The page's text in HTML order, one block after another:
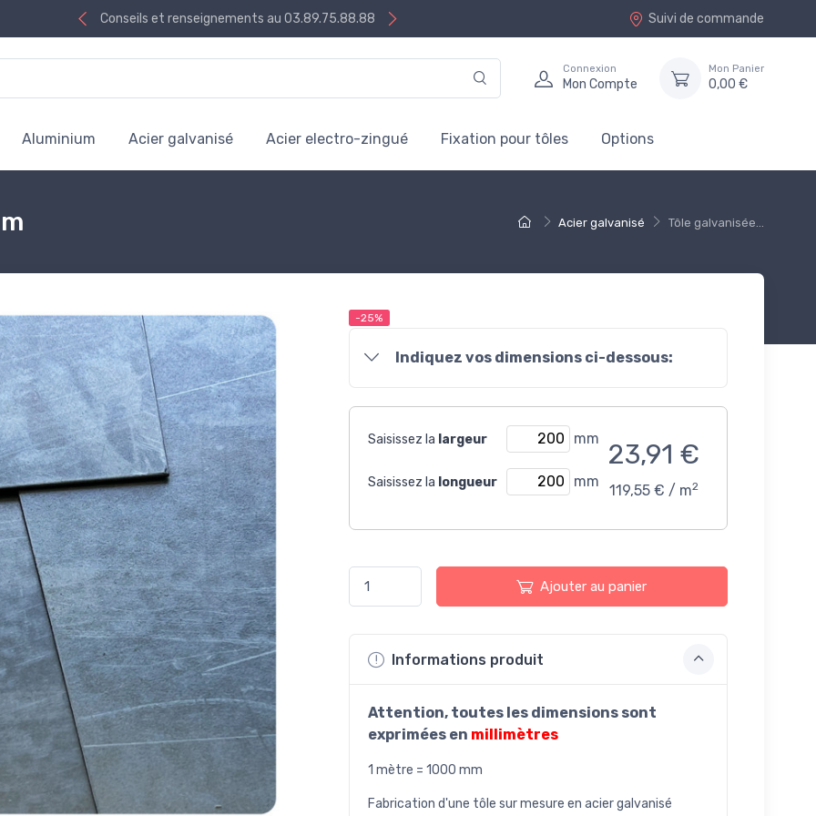
Conseils et renseignements au 03.89.75.88.88 Suivi de commande
Connexion
Mon Compte
Mon Panier
0,00 €
Aluminium Acier galvanisé Acier electro-zingué Fixation pour tôles Options
Acier galvanisé Tôle galvanisée...
-25%
Indiquez vos dimensions ci-dessous:
Saisissez la largeur mm
Saisissez la longueur mm
23,91 €
119,55 € / m2
Ajouter au panier
Informations produit
Attention, toutes les dimensions sont
exprimées en millimètres
1 mètre = 1000 mm
Fabrication d'une tôle sur mesure en acier galvanisé